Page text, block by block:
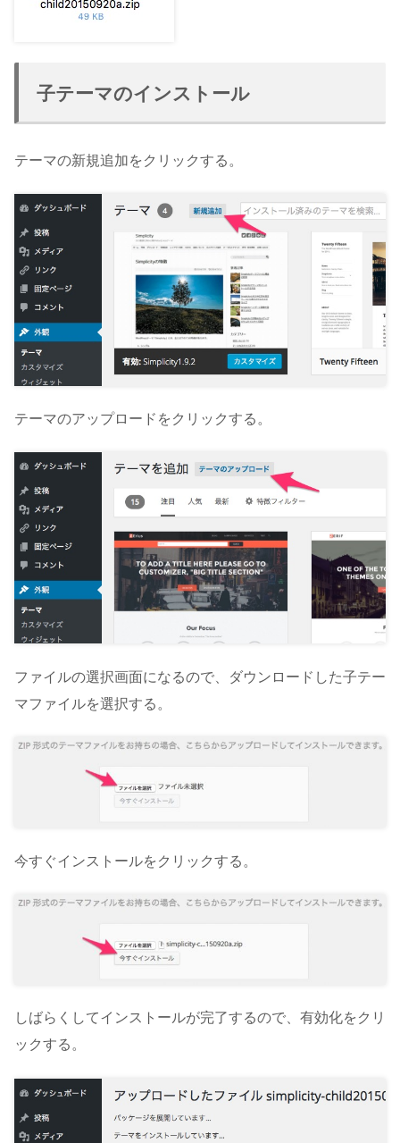
子テーマのインストール
テーマの新規追加をクリックする。
テーマのアップロードをクリックする。
ファイルの選択画面になるので、ダウンロードした子テー
マファイルを選択する。
今すぐインストールをクリックする。
しばらくしてインストールが完了するので、有効化をクリ
ックする。